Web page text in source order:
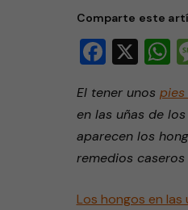
Comparte este
X
El tener unos
en las uñas de
aparecen los
remedios
Los hongos en las